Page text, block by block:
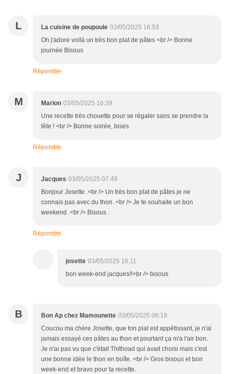
L La cuisine de poupoule 03/05/2025 16:53
Oh j'adore voilà un très bon plat de pâtes <br /> Bonne
journée Bisous
Répondre
M Marion 03/05/2025 16:39
Une recette très chouette pour se régaler sans se prendre la
tête ! <br /> Bonne soirée, bises.
Répondre
J Jacques 03/05/2025 07:49
Bonjour Josette .<br /> Un très bon plat de pâtes je ne
connais pas avec du thon .<br /> Je te souhaite un bon
weekend .<br /> Bisous .
Répondre
josette 03/05/2025 16:11
bon week-end jacques!!<br /> bisous
B Bon Ap chez Mamounette 03/05/2025 06:18
Coucou ma chère Josette, que ton plat est appétissant, je n'ai
jamais essayé ces pâtes au thon et pourtant ça m'a l'air bon.
Je n'ai pas vu que c'était Thithoad qui avait choisi mais c'est
une bonne idée le thon en boîte. <br /> Gros bisous et bon
week-end et bravo pour ta recette.